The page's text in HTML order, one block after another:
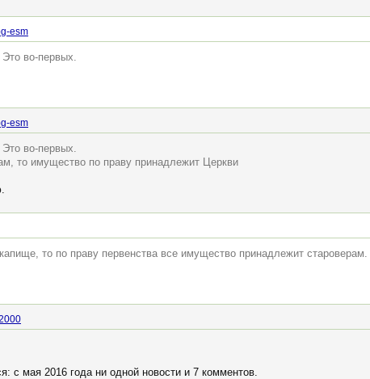
esm
во-первых.
esm
во-первых.
то имущество по праву принадлежит Церкви
то по праву первенства все имущество принадлежит староверам.
с мая 2016 года ни одной новости и 7 комментов.